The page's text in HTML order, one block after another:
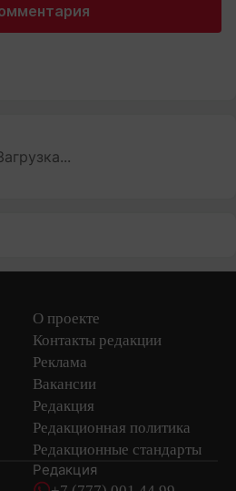
О проекте
Контакты редакции
Реклама
Вакансии
Редакция
Редакционная политика
Редакционные стандарты
Редакция